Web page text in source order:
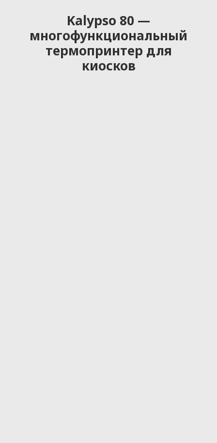
Kalypso 80 —
многофункциональный
термопринтер для
киосков